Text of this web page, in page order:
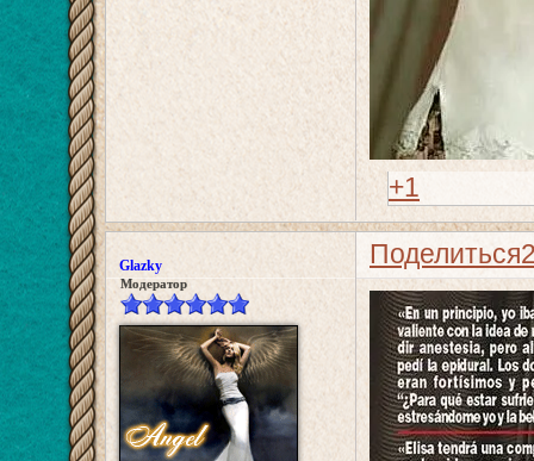
+1
Поделиться
Glazky
Модератор